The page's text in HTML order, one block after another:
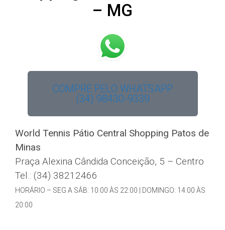
– MG
COMPRE PELO WHATSAPP
(34) 98430-9339
World Tennis Pátio Central Shopping Patos de
Minas
Praça Alexina Cândida Conceição, 5 – Centro
Tel.: (34) 38212466
HORÁRIO – SEG A SÁB: 10:00 ÀS 22:00 | DOMINGO: 14:00 ÀS
20:00